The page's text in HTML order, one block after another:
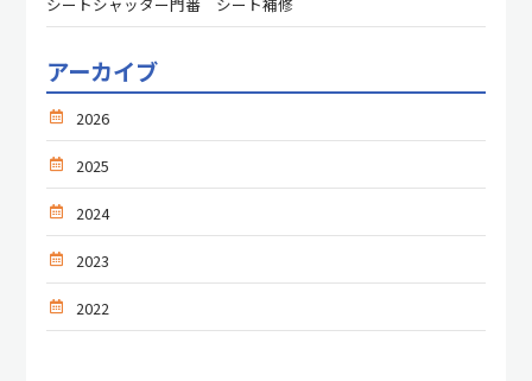
アーカイブ
2026
2025
2024
2023
2022